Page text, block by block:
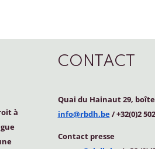
à
CONTACT
Quai du Hainaut 29,
info@rbdh.be/ +32(0)2
Contact presse